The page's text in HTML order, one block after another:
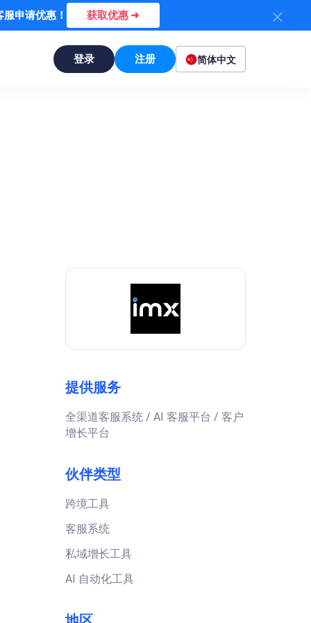
申请优惠！ 获取优惠 ➜ ×
登录 注册 简体中文
提供服务
全渠道客服系统 / AI 客服平台 / 客户
增长平台
伙伴类型
跨境工具
客服系统
私域增长工具
AI 自动化工具